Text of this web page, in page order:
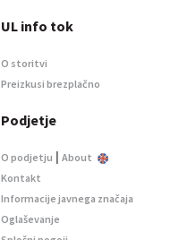
UL info tok
O storitvi
Preizkusi brezplačno
Podjetje
O podjetju | About
Kontakt
Informacije javnega značaja
Oglaševanje